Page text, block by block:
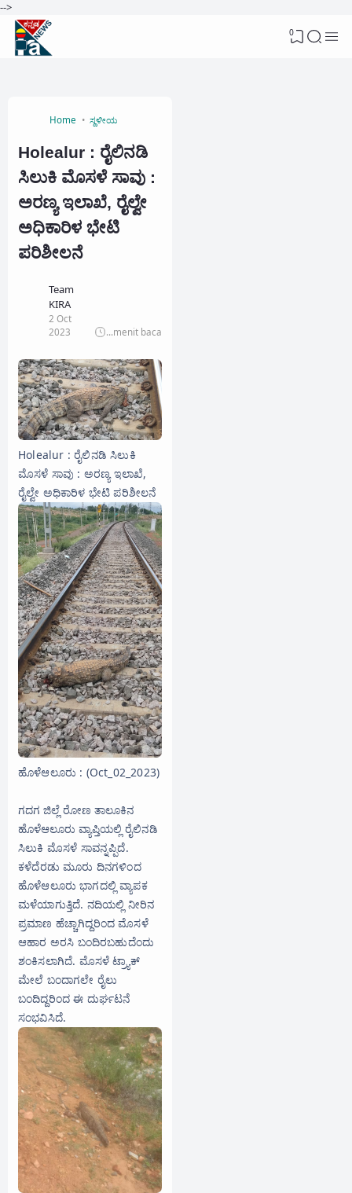
-->
0
Home ಸ್ಥಳೀಯ
Holealur : ರೈಲಿನಡಿ
ಸಿಲುಕಿ ಮೊಸಳೆ ಸಾವು :
ಅರಣ್ಯ ಇಲಾಖೆ, ರೈಲ್ವೇ
ಅಧಿಕಾರಿಳ ಭೇಟಿ
ಪರಿಶೀಲನೆ
Team
KIRA
2 Oct
2023
...menit baca
Holealur : ರೈಲಿನಡಿ ಸಿಲುಕಿ
ಮೊಸಳೆ ಸಾವು : ಅರಣ್ಯ ಇಲಾಖೆ,
ರೈಲ್ವೇ ಅಧಿಕಾರಿಳ ಭೇಟಿ ಪರಿಶೀಲನೆ
ಹೊಳೆಆಲೂರು : (Oct_02_2023)
ಗದಗ ಜಿಲ್ಲೆ ರೋಣ ತಾಲೂಕಿನ
ಹೊಳೆಆಲೂರು ವ್ಯಾಪ್ತಿಯಲ್ಲಿ ರೈಲಿನಡಿ
ಸಿಲುಕಿ ಮೊಸಳೆ ಸಾವನ್ನಪ್ಪಿದೆ.
ಕಳೆದೆರಡು ಮೂರು ದಿನಗಳಿಂದ
ಹೊಳೆಆಲೂರು ಭಾಗದಲ್ಲಿ ವ್ಯಾಪಕ‌
ಮಳೆಯಾಗುತ್ತಿದೆ. ನದಿಯಲ್ಲಿ ನೀರಿನ‌
ಪ್ರಮಾಣ ಹೆಚ್ಚಾಗಿದ್ದರಿಂದ ಮೊಸಳೆ
ಆಹಾರ ಅರಸಿ ಬಂದಿರಬಹುದೆಂದು
ಶಂಕಿಸಲಾಗಿದೆ. ಮೊಸಳೆ ಟ್ರ್ಯಾಕ್
ಮೇಲೆ ಬಂದಾಗಲೇ ರೈಲು
ಬಂದಿದ್ದರಿಂದ ಈ ದುರ್ಘಟನೆ
ಸಂಭವಿಸಿದೆ.